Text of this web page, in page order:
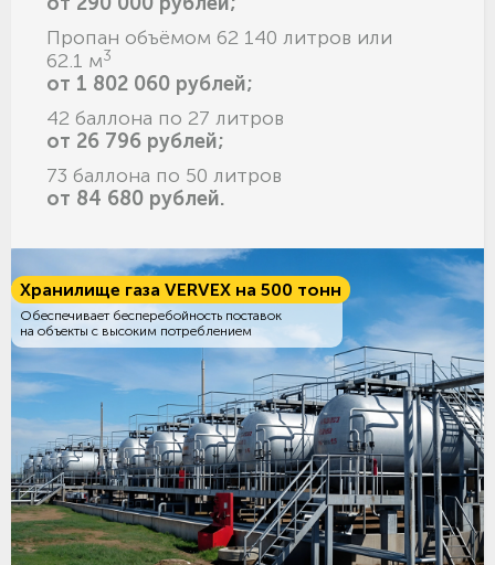
Пропан объёмом 62 140 литров или
62.1 м3
от 1 802 060 рублей;
42 баллона по 27 литров
от 26 796 рублей;
73 баллона по 50 литров
от 84 680 рублей.
Хранилище газа VERVEX на 500 тонн
Обеспечивает бесперебойность поставок
на объекты с высоким потреблением